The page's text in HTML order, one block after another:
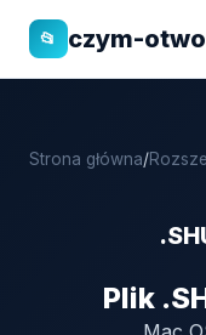
📂 czym-
Strona główna/
Plik